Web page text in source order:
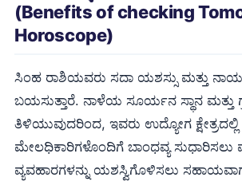
(Benefits of checking
Horoscope)
ಸಿಂಹ ರಾಶಿಯವರು ಸದಾ ಯಶಸ್ಸು ಮತ್ತು
ಬಯಸುತ್ತಾರೆ. ನಾಳೆಯ ಸೂರ್ಯನ ಸ್ಥಾನ ಮತ್ತು
ತಿಳಿಯುವುದರಿಂದ, ಇವರು ಉದ್ಯೋಗ ಕ್ಷೇತ್ರದಲ್ಲಿ
ಮೇಲಧಿಕಾರಿಗಳೊಂದಿಗೆ ಬಾಂಧವ್ಯ ಸುಧಾರಿಸಲು
ವ್ಯವಹಾರಗಳನ್ನು ಯಶಸ್ವಿಗೊಳಿಸಲು